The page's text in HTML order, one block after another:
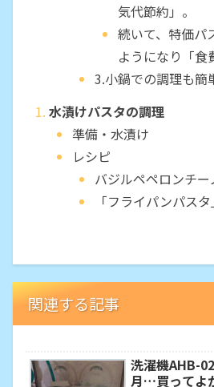
気代節約」。
続いて、特価パ
ようになり「食
3.小鍋での調理も簡
水漬けパスタの調理
準備・水漬け
レシピ
バジルペペロンチー
「フライパンパス
関連する記事
洗濯機AHB-
月…買ってよ